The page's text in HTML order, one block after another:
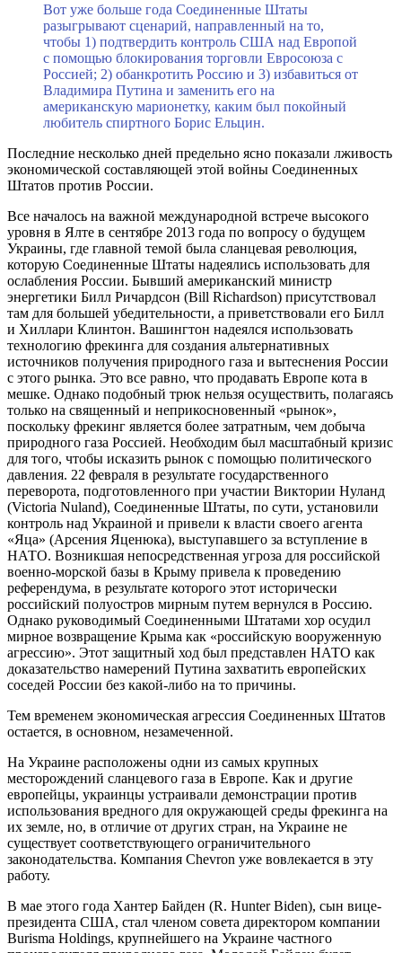
Вот уже больше года Соединенные Штаты
разыгрывают сценарий, направленный на то,
чтобы 1) подтвердить контроль США над Европой
с помощью блокирования торговли Евросоюза с
Россией; 2) обанкротить Россию и 3) избавиться от
Владимира Путина и заменить его на
американскую марионетку, каким был покойный
любитель спиртного Борис Ельцин.
Последние несколько дней предельно ясно показали лживость
экономической составляющей этой войны Соединенных
Штатов против России.
Все началось на важной международной встрече высокого
уровня в Ялте в сентябре 2013 года по вопросу о будущем
Украины, где главной темой была сланцевая революция,
которую Соединенные Штаты надеялись использовать для
ослабления России. Бывший американский министр
энергетики Билл Ричардсон (Bill Richardson) присутствовал
там для большей убедительности, а приветствовали его Билл
и Хиллари Клинтон. Вашингтон надеялся использовать
технологию фрекинга для создания альтернативных
источников получения природного газа и вытеснения России
с этого рынка. Это все равно, что продавать Европе кота в
мешке. Однако подобный трюк нельзя осуществить, полагаясь
только на священный и неприкосновенный «рынок»,
поскольку фрекинг является более затратным, чем добыча
природного газа Россией. Необходим был масштабный кризис
для того, чтобы исказить рынок с помощью политического
давления. 22 февраля в результате государственного
переворота, подготовленного при участии Виктории Нуланд
(Victoria Nuland), Соединенные Штаты, по сути, установили
контроль над Украиной и привели к власти своего агента
«Яца» (Арсения Яценюка), выступавшего за вступление в
НАТО. Возникшая непосредственная угроза для российской
военно-морской базы в Крыму привела к проведению
референдума, в результате которого этот исторически
российский полуостров мирным путем вернулся в Россию.
Однако руководимый Соединенными Штатами хор осудил
мирное возвращение Крыма как «российскую вооруженную
агрессию». Этот защитный ход был представлен НАТО как
доказательство намерений Путина захватить европейских
соседей России без какой-либо на то причины.
Тем временем экономическая агрессия Соединенных Штатов
остается, в основном, незамеченной.
На Украине расположены одни из самых крупных
месторождений сланцевого газа в Европе. Как и другие
европейцы, украинцы устраивали демонстрации против
использования вредного для окружающей среды фрекинга на
их земле, но, в отличие от других стран, на Украине не
существует соответствующего ограничительного
законодательства. Компания Chevron уже вовлекается в эту
работу.
В мае этого года Хантер Байден (R. Hunter Biden), сын вице-
президента США, стал членом совета директором компании
Burisma Holdings, крупнейшего на Украине частного